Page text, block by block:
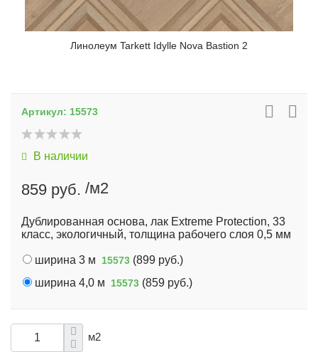
Линолеум Tarkett Idylle Nova Bastion 2
Артикул: 15573
В наличии
859 руб. /м2
Дублированная основа, лак Extreme Protection, 33
класс, экологичный, толщина рабочего слоя 0,5 мм
ширина 3 м 15573 (899 руб.)
ширина 4,0 м
15573 (859 руб.)
м2